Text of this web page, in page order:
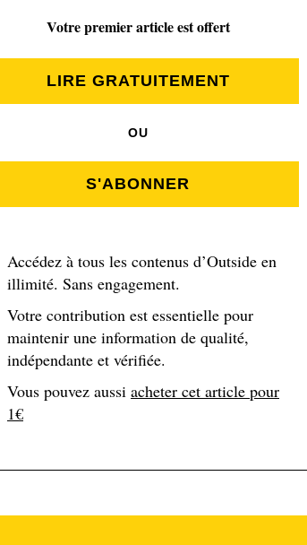
Blanc. « Il permet un vrai délestage d'une
».
vers une montagne « zéro voiture ».
carbone difficiles à
avec Le Fayet, mais également celui
de Magland et Flaine, une initiative
complexe et difficile d’accès, ils
Votre premier article est offert
LIRE GRATUITEMENT
OU
S'ABONNER
Accédez à tous les contenus d’Outside en
illimité. Sans engagement.
Votre contribution est essentielle pour
maintenir une information de qualité,
indépendante et vérifiée.
Vous pouvez aussi acheter cet article pour
1€